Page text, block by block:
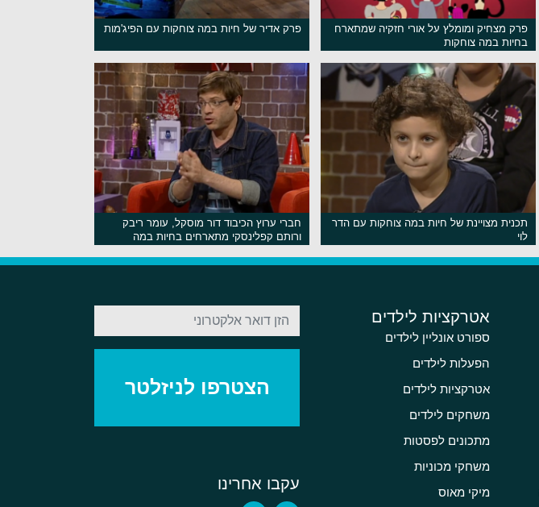
פרק מצחיק ומומלץ על אורי חזקיה שמתארח
בחיות במה צוחקות
פרק אדיר של חיות במה צוחקות עם הפיג'מות
תכנית מצויינת של חיות במה צוחקות עם הדר
לוי
חברי ערוץ הכיבוד דור מוסקל, עומר ריבק
ורותם קפלינסקי מתארחים בחיות במה
אטרקציות לילדים
ספורט אונליין לילדים
הפעלות לילדים
אטרקציות לילדים
משחקים לילדים
מתכונים לפסטות
משחקי מכוניות
מיקי מאוס
עקבו אחרינו